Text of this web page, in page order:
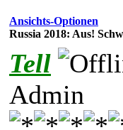
Ansichts-Optionen
Russia 2018: Aus!
Tell
Admin